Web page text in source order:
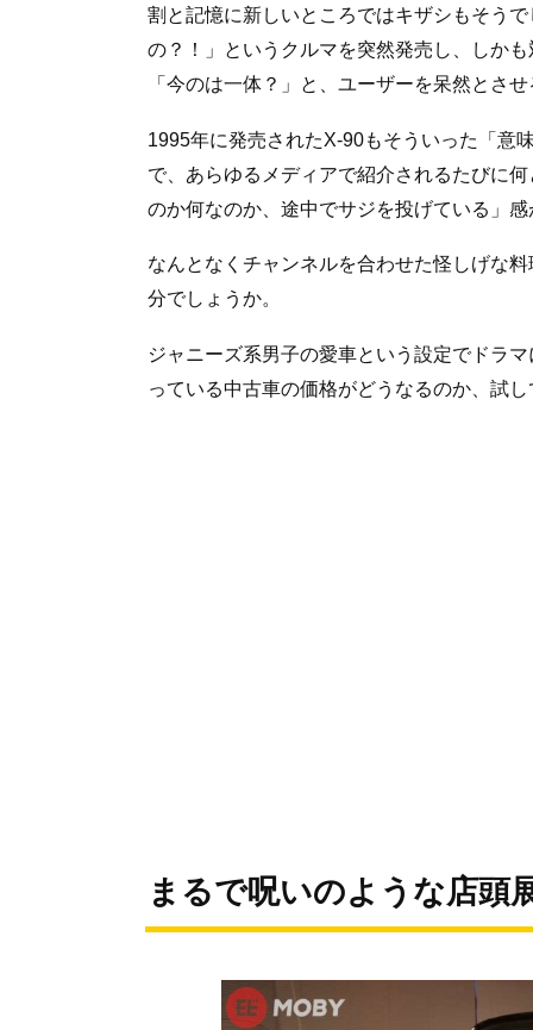
割と記憶に新しいところではキザシもそう
の？！」というクルマを突然発売し、しか
「今のは一体？」と、ユーザーを呆然とさ
1995年に発売されたX-90もそういった「意
で、あらゆるメディアで紹介されるたびに
のか何なのか、途中でサジを投げている」
なんとなくチャンネルを合わせた怪しげな
分でしょうか。
ジャニーズ系男子の愛車という設定でドラ
っている中古車の価格がどうなるのか、試
まるで呪いのような店頭